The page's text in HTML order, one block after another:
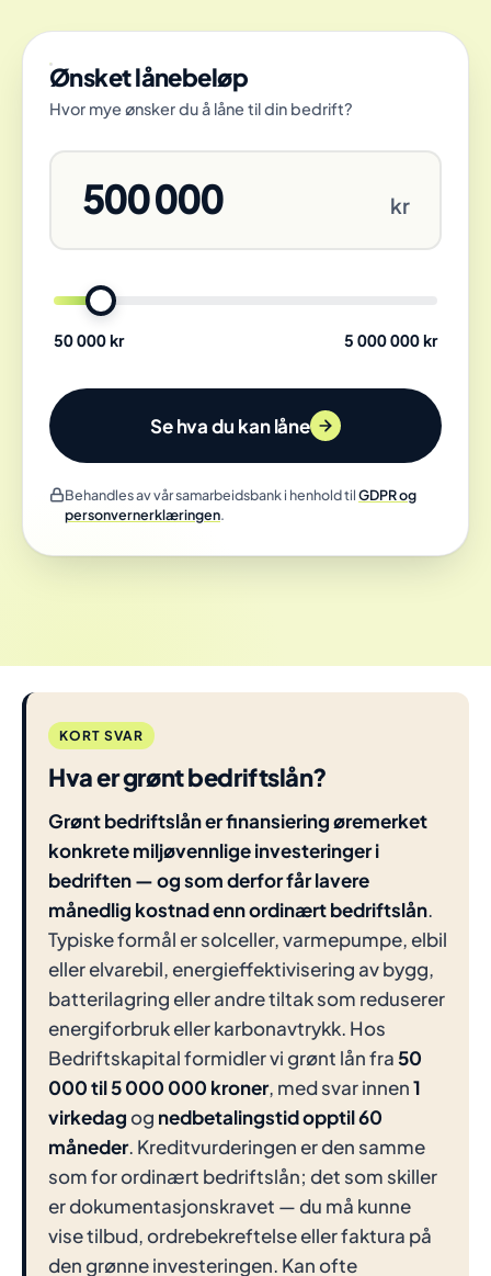
Ønsket lånebeløp
Hvor mye ønsker du å låne til din bedrift?
500 000 kr
Lånebeløp
50 000 kr 5 000 000 kr
Se hva du kan låne
Behandles av vår samarbeidsbank i henhold tilGDPR og
personvernerklæringen.
KORT SVAR
Hva er grønt bedriftslån?
Grønt bedriftslån er finansiering øremerket
konkrete miljøvennlige investeringer i
bedriften — og som derfor får lavere
månedlig kostnad enn ordinært bedriftslån.
Typiske formål er solceller, varmepumpe, elbil
eller elvarebil, energieffektivisering av bygg,
batterilagring eller andre tiltak som reduserer
energiforbruk eller karbonavtrykk. Hos
Bedriftskapital formidler vi grønt lån fra50
000 til 5 000 000 kroner, med svar innen1
virkedagog nedbetalingstid opptil 60
måneder. Kreditvurderingen er den samme
som for ordinært bedriftslån; det som skiller
er dokumentasjonskravet — du må kunne
vise tilbud, ordrebekreftelse eller faktura på
den grønne investeringen. Kan ofte